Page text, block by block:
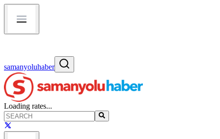
samanyoluhaber
Loading rates...